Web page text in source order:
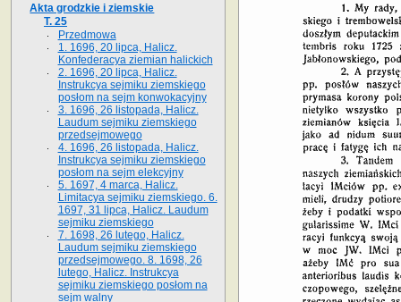
Akta grodzkie i ziemskie
T. 25
Przedmowa
1. 1696, 20 lipca, Halicz.
Konfederacya ziemian halickich
2. 1696, 20 lipca, Halicz.
Instrukcya sejmiku ziemskiego
posłom na sejm konwokacyjny
3. 1696, 26 listopada, Halicz.
Laudum sejmiku ziemskiego
przedsejmowego
4. 1696, 26 listopada, Halicz.
Instrukcya sejmiku ziemskiego
posłom na sejm elekcyjny
5. 1697, 4 marca, Halicz.
Limitacya sejmiku ziemskiego. 6.
1697, 31 lipca, Halicz. Laudum
sejmiku ziemskiego
7. 1698, 26 lutego, Halicz.
Laudum sejmiku ziemskiego
przedsejmowego. 8. 1698, 26
lutego, Halicz. Instrukcya
sejmiku ziemskiego posłom na
sejm walny